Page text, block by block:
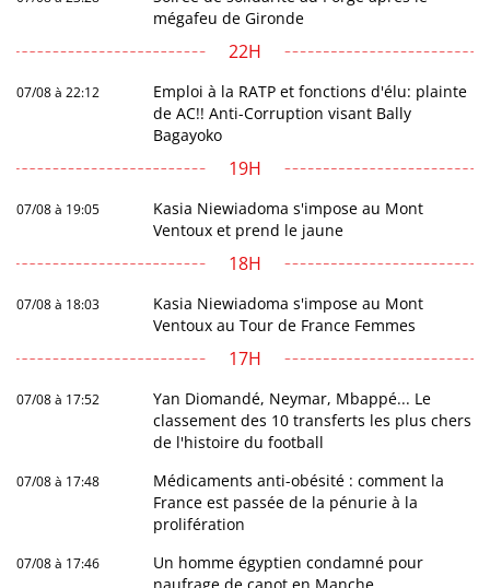
mégafeu de Gironde
22H
07/08 à 22:12
Emploi à la RATP et fonctions d'élu: plainte
de AC!! Anti-Corruption visant Bally
Bagayoko
19H
07/08 à 19:05
Kasia Niewiadoma s'impose au Mont
Ventoux et prend le jaune
18H
07/08 à 18:03
Kasia Niewiadoma s'impose au Mont
Ventoux au Tour de France Femmes
17H
07/08 à 17:52
Yan Diomandé, Neymar, Mbappé... Le
classement des 10 transferts les plus chers
de l'histoire du football
07/08 à 17:48
Médicaments anti-obésité : comment la
France est passée de la pénurie à la
prolifération
07/08 à 17:46
Un homme égyptien condamné pour